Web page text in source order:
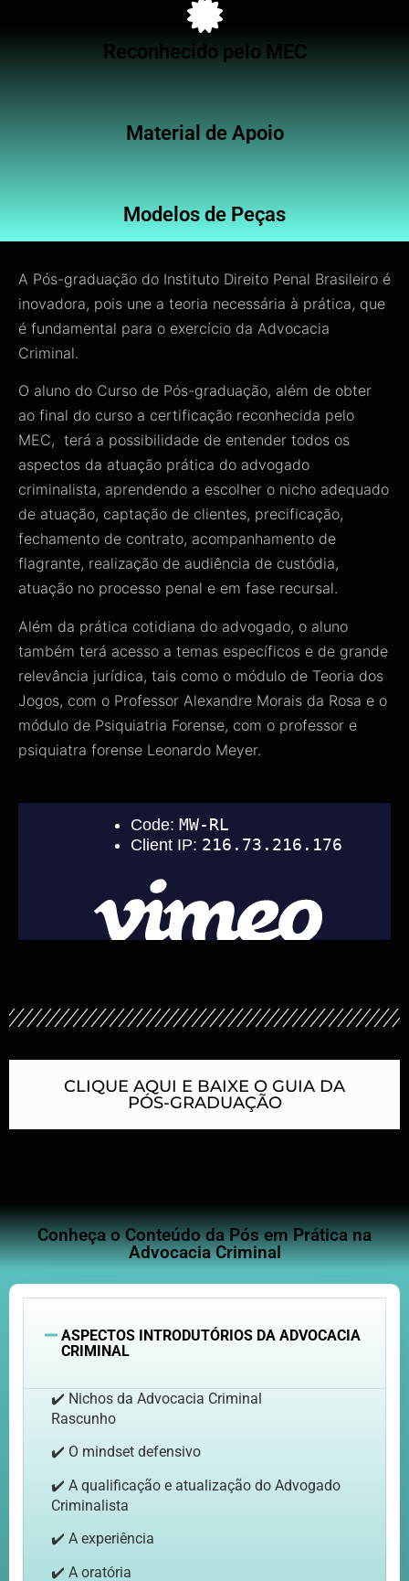
Reconhecido pelo MEC
Material de Apoio
Modelos de Peças
A Pós-graduação do Instituto Direito Penal Brasileiro é
inovadora, pois une a teoria necessária à prática, que
é fundamental para o exercício da Advocacia
Criminal.
O aluno do Curso de Pós-graduação, além de obter
ao final do curso a certificação reconhecida pelo
MEC, terá a possibilidade de entender todos os
aspectos da atuação prática do advogado
criminalista, aprendendo a escolher o nicho adequado
de atuação, captação de clientes, precificação,
fechamento de contrato, acompanhamento de
flagrante, realização de audiência de custódia,
atuação no processo penal e em fase recursal.
Além da prática cotidiana do advogado, o aluno
também terá acesso a temas específicos e de grande
relevância jurídica, tais como o módulo de Teoria dos
Jogos, com o Professor Alexandre Morais da Rosa e o
módulo de Psiquiatria Forense, com o professor e
psiquiatra forense Leonardo Meyer.
CLIQUE AQUI E BAIXE O GUIA DA
PÓS-GRADUAÇÃO
Conheça o Conteúdo da Pós em Prática na
Advocacia Criminal
ASPECTOS INTRODUTÓRIOS DA ADVOCACIA
CRIMINAL
✔️ Nichos da Advocacia Criminal
Rascunho
✔️ O mindset defensivo
✔️ A qualificação e atualização do Advogado
Criminalista
✔️ A experiência
✔️ A oratória